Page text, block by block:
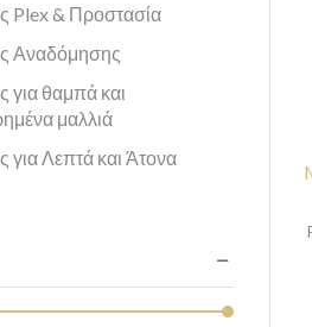
Plex & Προστασία
Αναδόμησης
για θαμπά και
μαλλιά
για Λεπτά και Άτονα
για Τριχόπτωση και